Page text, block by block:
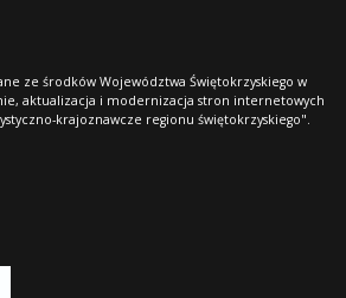
ze środków Województwa Świętokrzyskiego w
aktualizacja i modernizacja stron internetowych
krajoznawcze regionu świętokrzyskiego".